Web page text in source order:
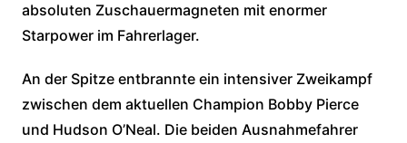
absoluten Zuschauermagneten mit enormer
Starpower im Fahrerlager.
An der Spitze entbrannte ein intensiver Zweikampf
zwischen dem aktuellen Champion Bobby Pierce
und Hudson O’Neal. Die beiden Ausnahmefahrer